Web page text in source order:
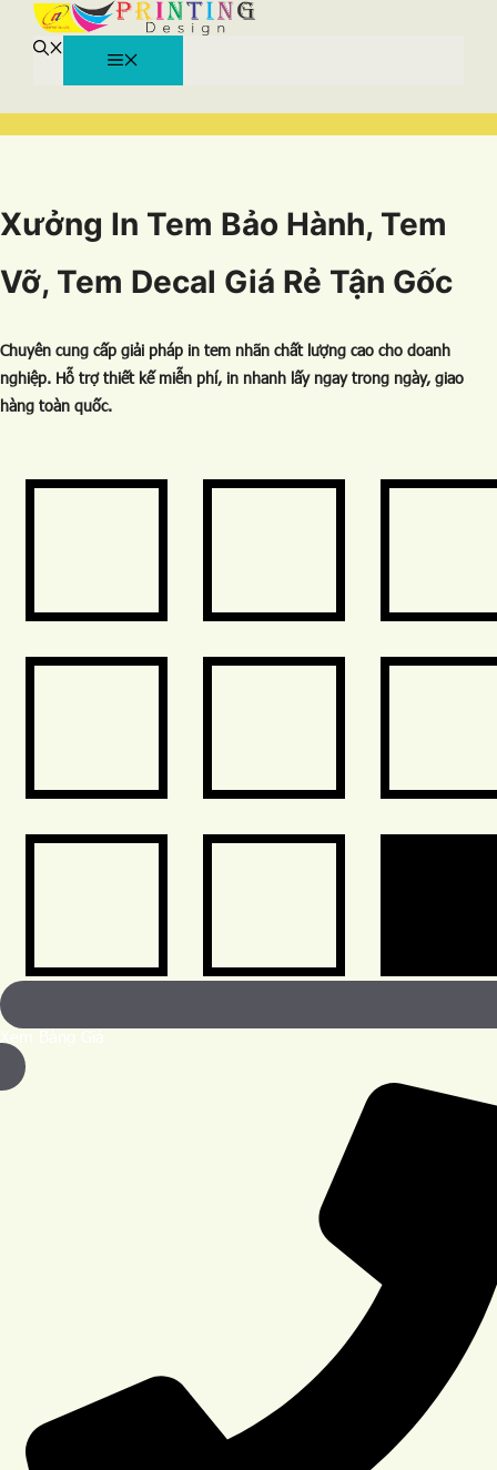
Chuyển
MENU
Xưởng In Tem Bảo Hành, Tem
Vỡ, Tem Decal Giá Rẻ Tận Gốc
Chuyên cung cấp giải pháp in tem nhãn chất lượng cao cho doanh
nghiệp. Hỗ trợ thiết kế miễn phí, in nhanh lấy ngay trong ngày, giao
hàng toàn quốc.